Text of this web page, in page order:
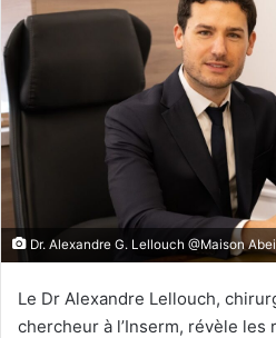
Dr. Alexandre G. Lellouch @Maison
Le Dr Alexandre Lellouch,
chercheur à l’Inserm, révèle